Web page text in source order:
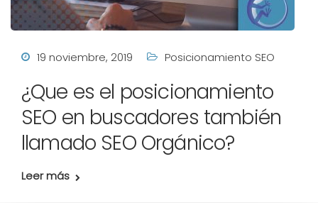
19 noviembre, 2019 Posicionamiento SEO
¿Que es el posicionamiento
SEO en buscadores también
llamado SEO Orgánico?
Leer más